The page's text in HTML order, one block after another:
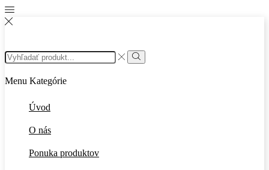
Search
input
Search
Menu Kategórie
Úvod
O nás
Ponuka produktov